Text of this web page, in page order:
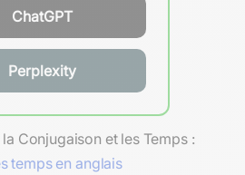
ChatGPT
Perplexity
Conjugaison et les Temps :
temps en anglais